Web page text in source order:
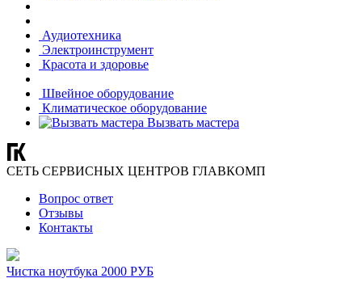
Аудиотехника
Электроинструмент
Красота и здоровье
Швейное оборудование
Климатическое оборудование
Вызвать мастера
СЕТЬ СЕРВИСНЫХ ЦЕНТРОВ ГЛАВКОМП
Вопрос ответ
Отзывы
Контакты
Чистка ноутбука 2000 РУБ